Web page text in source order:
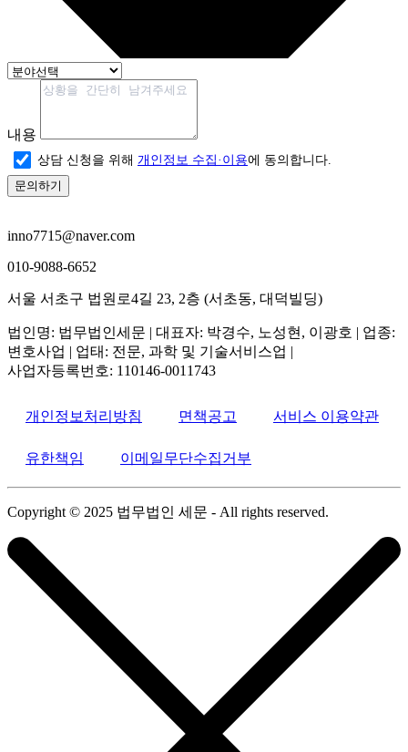
내용
상담 신청을 위해 개인정보 수집·이용에 동의합니다.
문의하기
inno7715@naver.com
010-9088-6652
서울 서초구 법원로4길 23, 2층 (서초동, 대덕빌딩)
법인명: 법무법인세문 | 대표자: 박경수, 노성현, 이광호 | 업종:
변호사업 | 업태: 전문, 과학 및 기술서비스업 |
사업자등록번호: 110146-0011743
개인정보처리방침 면책공고 서비스 이용약관
유한책임 이메일무단수집거부
Copyright © 2025 법무법인 세문 - All rights reserved.